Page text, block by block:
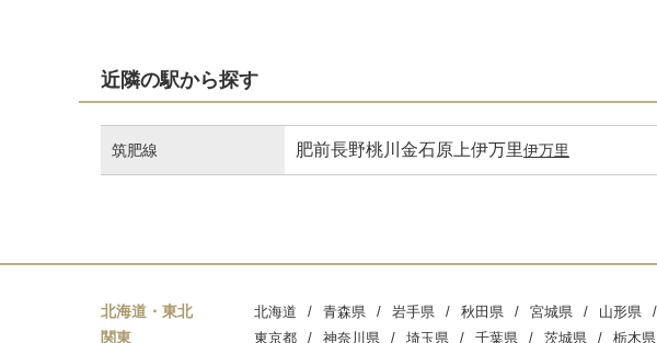
近隣の駅から探す
筑肥線 肥前長野桃川 金石原 上伊万里伊万里
北海道・東北 北海道 青森県 岩手県 秋田県 宮城県 山形県
関東 東京都 神奈川県 埼玉県 千葉県 茨城県 栃木県